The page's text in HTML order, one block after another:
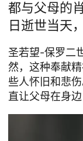
都与父母的
日逝世当天
圣若望-保罗二
然，这种奉献
些人怀旧和悲
直让父母在身